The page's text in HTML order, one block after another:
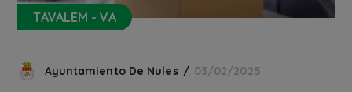
TAVALEM - VA
Ayuntamiento De Nules 03/02/2025